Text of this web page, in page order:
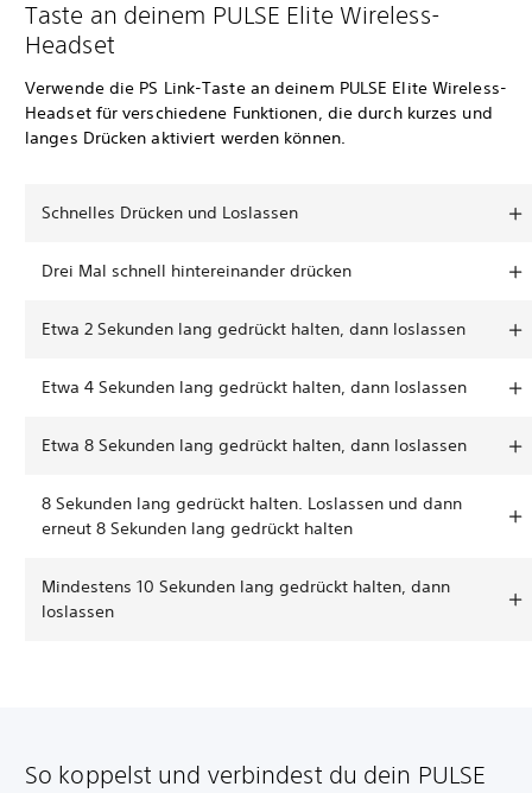
Taste an deinem PULSE Elite Wireless-
Headset
Verwende die PS Link-Taste an deinem PULSE Elite Wireless-
Headset für verschiedene Funktionen, die durch kurzes und
langes Drücken aktiviert werden können.
Schnelles Drücken und Loslassen
Drei Mal schnell hintereinander drücken
Etwa 2 Sekunden lang gedrückt halten, dann loslassen
Etwa 4 Sekunden lang gedrückt halten, dann loslassen
Etwa 8 Sekunden lang gedrückt halten, dann loslassen
8 Sekunden lang gedrückt halten. Loslassen und dann
erneut 8 Sekunden lang gedrückt halten
Mindestens 10 Sekunden lang gedrückt halten, dann
loslassen
So koppelst und verbindest du dein PULSE